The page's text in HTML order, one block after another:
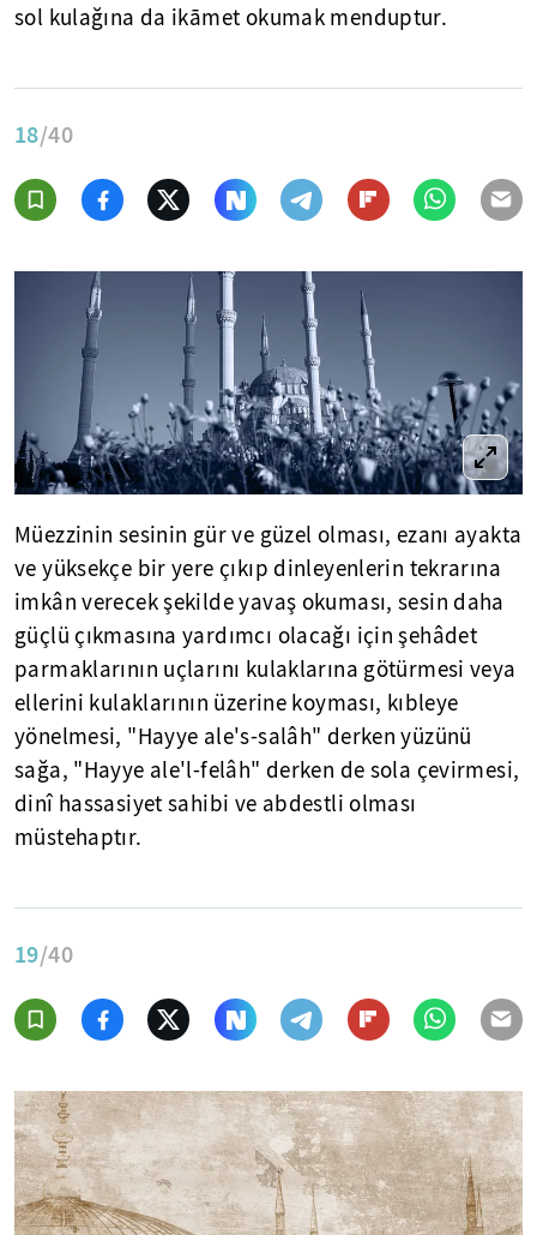
sol kulağına da ikāmet okumak menduptur.
18/40
Müezzinin sesinin gür ve güzel olması, ezanı ayakta
ve yüksekçe bir yere çıkıp dinleyenlerin tekrarına
imkân verecek şekilde yavaş okuması, sesin daha
güçlü çıkmasına yardımcı olacağı için şehâdet
parmaklarının uçlarını kulaklarına götürmesi veya
ellerini kulaklarının üzerine koyması, kıbleye
yönelmesi, "Hayye ale's-salâh" derken yüzünü
sağa, "Hayye ale'l-felâh" derken de sola çevirmesi,
dinî hassasiyet sahibi ve abdestli olması
müstehaptır.
19/40